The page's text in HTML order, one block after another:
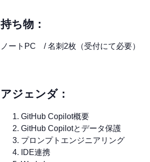
持ち物：
ノートPC / 名刺2枚（受付にて必要）
アジェンダ：
GitHub Copilot概要
GitHub Copilotとデータ保護
プロンプトエンジニアリング
IDE連携